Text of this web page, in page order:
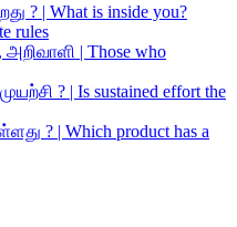
? | What is inside you?
rules
| Those who
? | Is sustained effort the
? | Which product has a